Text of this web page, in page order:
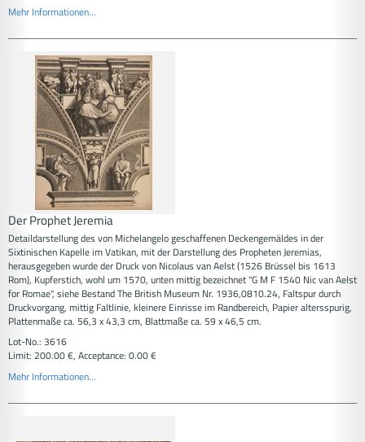
Mehr Informationen...
Der Prophet Jeremia
Detaildarstellung des von Michelangelo geschaffenen Deckengemäldes in der
Sixtinischen Kapelle im Vatikan, mit der Darstellung des Propheten Jeremias,
herausgegeben wurde der Druck von Nicolaus van Aelst (1526 Brüssel bis 1613
Rom), Kupferstich, wohl um 1570, unten mittig bezeichnet "G M F 1540 Nic van Aelst
for Romae", siehe Bestand The British Museum Nr. 1936,0810.24, Faltspur durch
Druckvorgang, mittig Faltlinie, kleinere Einrisse im Randbereich, Papier altersspurig,
Plattenmaße ca. 56,3 x 43,3 cm, Blattmaße ca. 59 x 46,5 cm.
Lot-No.: 3616
Limit: 200.00 €, Acceptance: 0.00 €
Mehr Informationen...